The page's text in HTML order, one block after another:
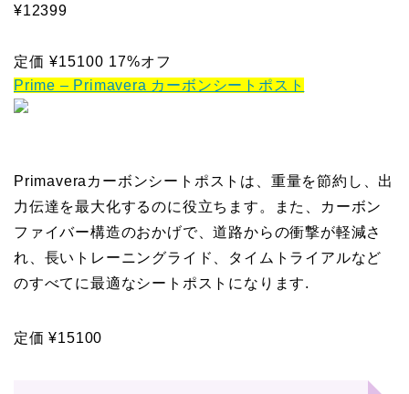
¥12399
定価 ¥15100 17%オフ
Prime – Primavera カーボンシートポスト
Primaveraカーボンシートポストは、重量を節約し、出
力伝達を最大化するのに役立ちます。また、カーボン
ファイバー構造のおかげで、道路からの衝撃が軽減さ
れ、長いトレーニングライド、タイムトライアルなど
のすべてに最適なシートポストになります.
定価¥15100